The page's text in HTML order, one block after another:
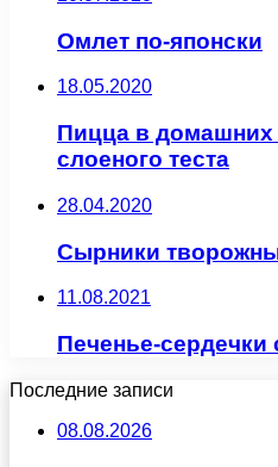
Омлет по-японски
18.05.2020
Пицца в домашних
слоеного теста
28.04.2020
Сырники
11.08.2021
Печенье-сердечки
Последние записи
08.08.2026